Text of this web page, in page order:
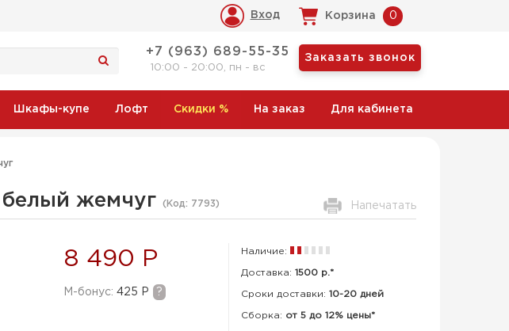
Вход Корзина 0
+7 (963) 689-55-35
10:00 - 20:00, пн - вс
Заказать звонок
Шкафы-купе Лофт Скидки % На заказ Для кабинета
жемчуг (Код: 7793) Напечатать
8 490 Р
M-бонус: 425 Р ?
Наличие:
Доставка: 1500 р.*
Сроки доставки: 10-20 дней
Сборка: от 5 до 12% цены*